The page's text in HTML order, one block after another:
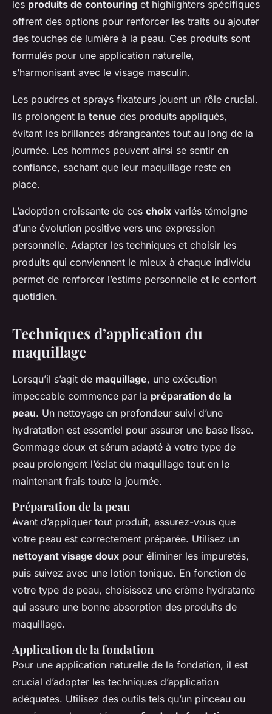
les produits de contouring et highlighters spécifiques
offrent des options pour renforcer les traits ou ajouter
des touches de lumière à la peau. Ces produits sont
formulés pour une application naturelle,
s’harmonisant avec le visage masculin.
Les poudres et sprays fixateurs jouent un rôle crucial.
Ils prolongent la tenue des produits appliqués,
évitant les brillances dérangeantes tout au long de la
journée. Les hommes peuvent ainsi se sentir en
confiance, sachant que leur maquillage reste en
place.
L’adoption croissante de ces choix variés témoigne
d’une évolution positive vers une expression
personnelle. Adapter les techniques et choisir les
produits qui conviennent le mieux à chaque individu
permet de renforcer l’estime personnelle et le confort
quotidien.
Techniques d’application du
maquillage
Lorsqu’il s’agit de maquillage, une exécution
impeccable commence par la préparation de la
peau. Un nettoyage en profondeur suivi d’une
hydratation est essentiel pour assurer une base lisse.
Gommage doux et sérum adapté à votre type de
peau prolongent l’éclat du maquillage tout en le
maintenant frais toute la journée.
Préparation de la peau
Avant d’appliquer tout produit, assurez-vous que
votre peau est correctement préparée. Utilisez un
nettoyant visage doux pour éliminer les impuretés,
puis suivez avec une lotion tonique. En fonction de
votre type de peau, choisissez une crème hydratante
qui assure une bonne absorption des produits de
maquillage.
Application de la fondation
Pour une application naturelle de la fondation, il est
crucial d’adopter les techniques d’application
adéquates. Utilisez des outils tels qu’un pinceau ou